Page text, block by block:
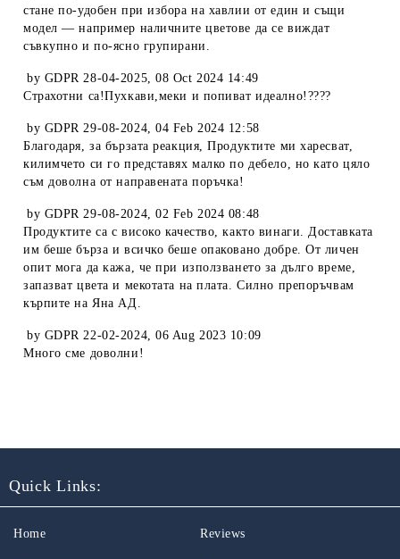
стане по-удобен при избора на хавлии от един и същи
модел — например наличните цветове да се виждат
съвкупно и по-ясно групирани.
by GDPR 28-04-2025,08 Oct 2024 14:49
Страхотни са!Пухкави,меки и попиват идеално!????
by GDPR 29-08-2024,04 Feb 2024 12:58
Благодаря, за бързата реакция, Продуктите ми харесват,
килимчето си го представях малко по дебело, но като цяло
съм доволна от направената поръчка!
by GDPR 29-08-2024,02 Feb 2024 08:48
Продуктите са с високо качество, както винаги. Доставката
им беше бърза и всичко беше опаковано добре. От личен
опит мога да кажа, че при използването за дълго време,
запазват цвета и мекотата на плата. Силно препоръчвам
кърпите на Яна АД.
by GDPR 22-02-2024,06 Aug 2023 10:09
Много сме доволни!
Quick Links:
Home Reviews